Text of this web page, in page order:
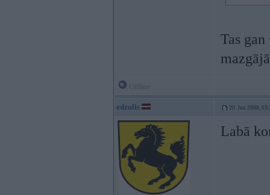
Tas
edzulis 20. Jun 2008,
Labā